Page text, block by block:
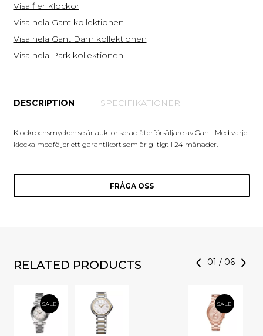
Visa fler Klockor
Visa hela Gant kollektionen
Visa hela Gant Dam kollektionen
Visa hela Park kollektionen
DESCRIPTION SPECIFIKATIONER
Klockrochsmycken.se är auktoriserad återförsäljare av Gant. Med varje
klocka medföljer ett garantikort som är giltigt i 24 månader.
FRÅGA OSS
RELATED PRODUCTS 01 / 06
SALE SALE